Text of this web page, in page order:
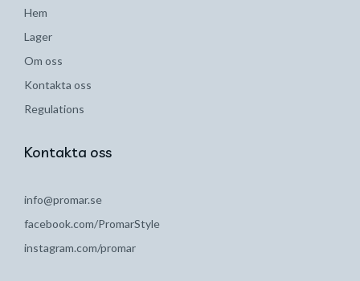
Hem
Lager
Om oss
Kontakta oss
Regulations
Kontakta oss
info@promar.se
facebook.com/PromarStyle
instagram.com/promar